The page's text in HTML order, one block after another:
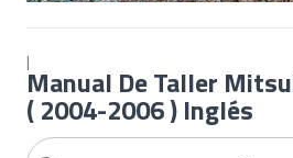
|
Manual De Taller
( 2004-2006 ) Inglés